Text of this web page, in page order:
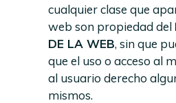
cualquier clase que
web son propiedad del
DE LA WEB, sin que
que el uso o acceso al
al usuario derecho
mismos.